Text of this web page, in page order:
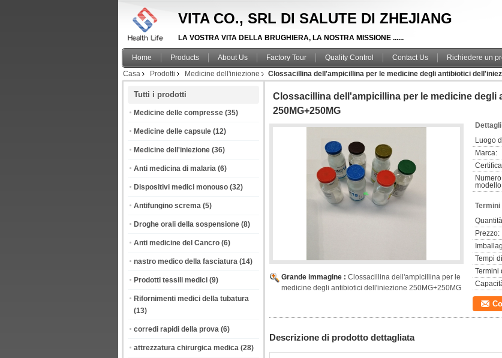
VITA CO., SRL DI SALUTE DI ZHEJIANG
LA VOSTRA VITA DELLA BRUGHIERA, LA NOSTRA MISSIONE ......
Home Products About Us Factory Tour Quality Control Contact Us
Richiedere un
Casa
Prodotti Medicine dell'iniezione Clossacillina dell'ampicillina per le medicine degli antibiotici
Tutti i prodotti
Medicine delle compresse (35)
Medicine delle capsule (12)
Medicine dell'iniezione (36)
Anti medicina di malaria (6)
Dispositivi medici monouso (32)
Antifungino screma (5)
Droghe orali della sospensione (8)
Anti medicine del Cancro (6)
nastro medico della fasciatura (14)
Prodotti tessili medici (9)
Rifornimenti medici della tubatura
(13)
corredi rapidi della prova (6)
attrezzatura chirurgica medica (28)
Clossacillina dell'ampicillina per le medicine degli
250MG+250MG
Grande immagine : Clossacillina dell'ampicillina per le
medicine degli antibiotici dell'iniezione 250MG+250MG
Luogo
Marca:
Termini
Prezzo:
Tempi
Termini
Descrizione di prodotto dettagliata